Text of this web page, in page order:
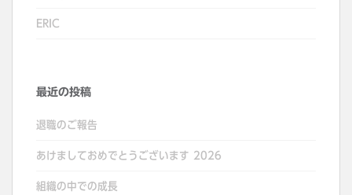
ERIC
最近の投稿
退職のご報告
あけましておめでとうございます 2026
組織の中での成長